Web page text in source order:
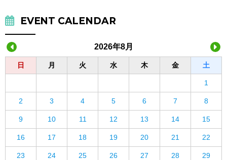
EVENT CALENDAR
2026年8月
日 月 火 水 木 金 土
1
2 3 4 5 6 7 8
9 10 11 12 13 14 15
16 17 18 19 20 21 22
23 24 25 26 27 28 29